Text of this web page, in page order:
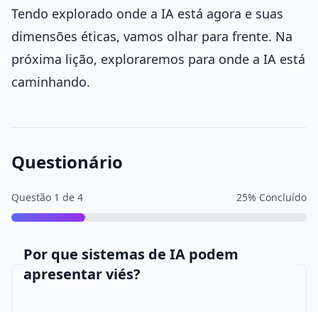
Tendo explorado onde a IA está agora e suas
dimensões éticas, vamos olhar para frente. Na
próxima lição, exploraremos para onde a IA está
caminhando.
Questionário
Questão 1 de 4 25% Concluído
Por que sistemas de IA podem
apresentar viés?